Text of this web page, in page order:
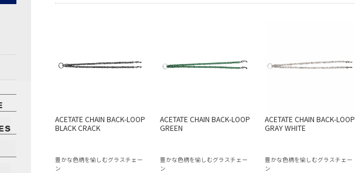
ACETATE CHAIN BACK-LOOP
BLACK CRACK
豊かな色柄を愉しむグラスチェー
ン
ACETATE CHAIN BACK-LOOP
GREEN
豊かな色柄を愉しむグラスチェー
ン
ACETATE CHAIN BACK-LOOP
GRAY WHITE
豊かな色柄を愉しむグラスチェー
ン